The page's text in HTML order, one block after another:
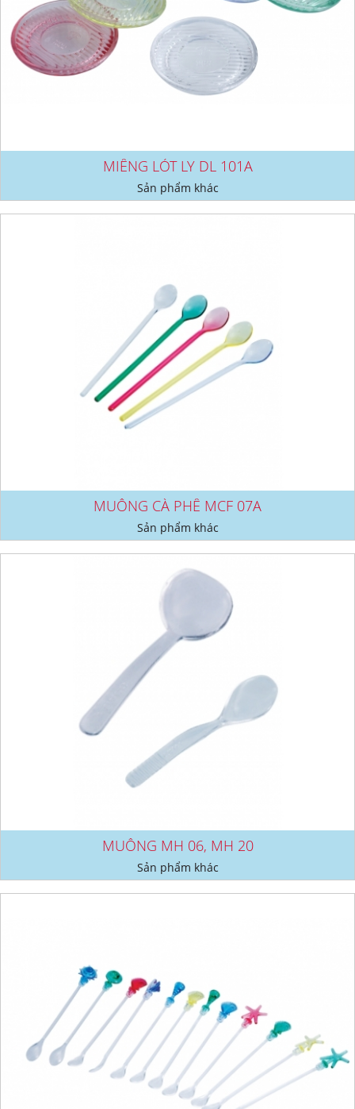
MIẾNG LÓT LY DL 101A
Sản phẩm khác
MUỖNG CÀ PHÊ MCF 07A
Sản phẩm khác
MUỖNG MH 06, MH 20
Sản phẩm khác